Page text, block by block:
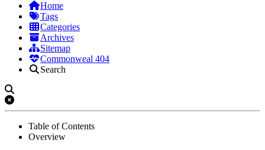
Home
Tags
Categories
Archives
Sitemap
Commonweal 404
Search
Table of Contents
Overview